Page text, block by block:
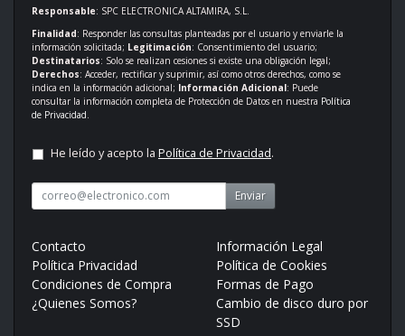
Responsable: SPC ELECTRONICA ALTAMIRA, S.L.
Finalidad: Responder las consultas planteadas por el usuario y enviarle la
información solicitada; Legitimación: Consentimiento del usuario;
Destinatarios: Solo se realizan cesiones si existe una obligación legal;
Derechos: Acceder, rectificar y suprimir, así como otros derechos, como se
indica en la información adicional; Información Adicional: Puede
consultar la información completa de Protección de Datos en nuestra Política
de Privacidad.
He leído y acepto la Política de Privacidad.
Enviar
Contacto
Información Legal
Política Privacidad
Política de Cookies
Condiciones de Compra
Formas de Pago
¿Quienes Somos?
Cambio de disco duro por
SSD